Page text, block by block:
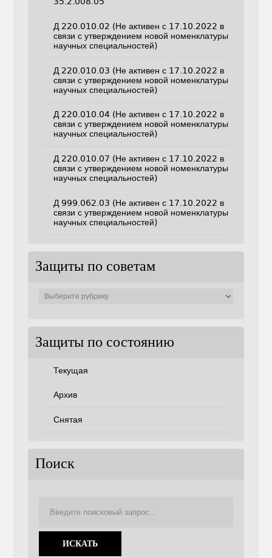
Д 220.010.02 (Не активен с 17.10.2022 в
связи с утверждением новой номенклатуры
научных специальностей)
Д 220.010.03 (Не активен с 17.10.2022 в
связи с утверждением новой номенклатуры
научных специальностей)
Д 220.010.04 (Не активен с 17.10.2022 в
связи с утверждением новой номенклатуры
научных специальностей)
Д 220.010.07 (Не активен с 17.10.2022 в
связи с утверждением новой номенклатуры
научных специальностей)
Д 999.062.03 (Не активен с 17.10.2022 в
связи с утверждением новой номенклатуры
научных специальностей)
Защиты по советам
Защиты по состоянию
Текущая
Архив
Снятая
Поиск